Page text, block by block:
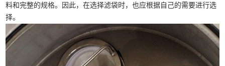
料和完整的规格。因此，在选择滤袋时，也应根据自己的需要进行选
择。